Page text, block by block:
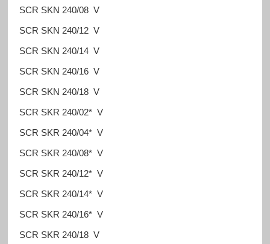
SCR SKN 240/08 V
SCR SKN 240/12 V
SCR SKN 240/14 V
SCR SKN 240/16 V
SCR SKN 240/18 V
SCR SKR 240/02* V
SCR SKR 240/04* V
SCR SKR 240/08* V
SCR SKR 240/12* V
SCR SKR 240/14* V
SCR SKR 240/16* V
SCR SKR 240/18 V